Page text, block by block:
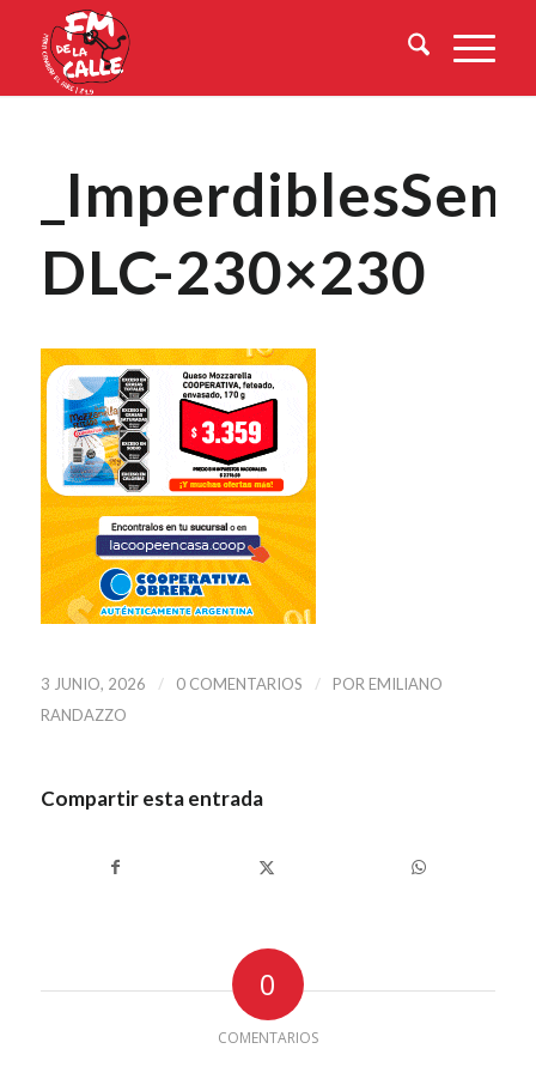
DLC-230×230
3 JUNIO, 2026 / 0 COMENTARIOS / POR EMILIANO
RANDAZZO
Compartir esta entrada
0
COMENTARIOS